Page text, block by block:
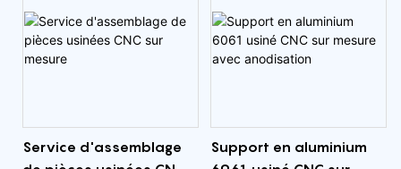
l'AISI 52100. En mettant
l'accent sur la précision et
la polyvalence, notre
garantir une qualité et une
cohérence exceptionnelles
alliage Inconel 600 de
première qualité.
Service d'assemblage
Support en aluminium